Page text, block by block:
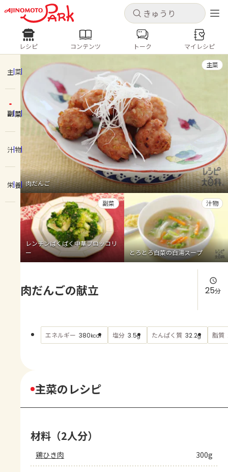
キャンセル
ログインするとレシピを保存できます
新規登録
ホーム
コンテンツ
レシピ
トーク
よくあるお問い合わせ
お買い物
AJINOMOTO PARK とは
キャンセル
レシピ コンテンツ
人気の食材・レシピ
きゅうり なす トマト
とうもろこし
ピーマン
みょうが ゴーヤ
レシピ コンテンツ トーク マイレシピ
主菜
副菜
汁物
栄養 肉だんご
主菜
レンチンぱくぱく中華ブロッコリ
ー
副菜
とろとろ白菜の白湯スープ
汁物
肉だんごの献立 25分
エネルギー 380kcal 塩分 3.5g たんぱく質 32.2g 脂質
主菜のレシピ
材料（2人分）
鶏ひき肉 300g